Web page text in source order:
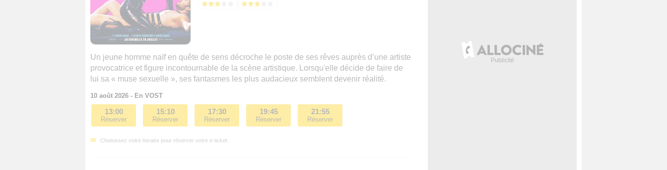
Un jeune homme naïf en quête de sens décroche le poste de ses rêves auprès d’une artiste
provocatrice et figure incontournable de la scène artistique. Lorsqu'elle décide de faire de
lui sa « muse sexuelle », ses fantasmes les plus audacieux semblent devenir réalité.
10 août 2026 - En VOST
13:00
Réserver
15:10
Réserver
17:30
Réserver
19:45
Réserver
21:55
Réserver
Choisissez votre horaire pour réserver votre e-ticket.